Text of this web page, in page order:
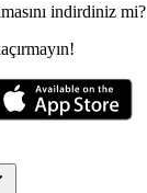
indirdiniz mi?